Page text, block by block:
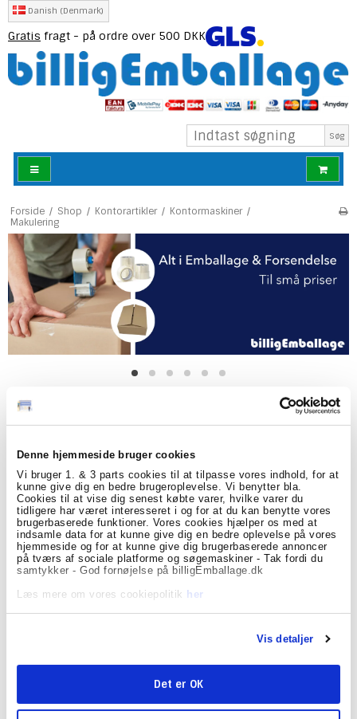
Denne hjemmeside bruger cookies
Vi bruger 1. & 3 parts cookies til at tilpasse vores indhold, for at
kunne give dig en bedre brugeroplevelse. Vi benytter bla.
Cookies til at vise dig senest købte varer, hvilke varer du
tidligere har været interesseret i og for at du kan benytte vores
brugerbaserede funktioner. Vores cookies hjælper os med at
indsamle data for at kunne give dig en bedre oplevelse på vores
hjemmeside og for at kunne give dig brugerbaserede annoncer
på tværs af sociale platforme og søgemaskiner - Tak fordi du
samtykker - God fornøjelse på billigEmballage.dk
Læs mere om vores cookiepolitik
her
Vis detaljer
Det er OK
Danish (Denmark)
Gratis fragt - på ordre over 500 DKK
Søg
Forside / Shop / Kontorartikler / Kontormaskiner /
Makulering
Søg efter specifikke produkter her
Makulering
• Makulerer op til 10 ark (80 g) ad gangen
• 23 liter affaldskurv